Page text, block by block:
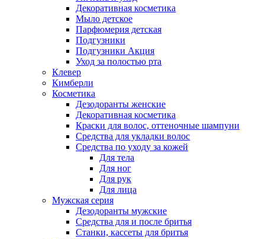
Декоративная косметика
Мыло детское
Парфюмерия детская
Подгузники
Подгузники Акция
Уход за полостью рта
Клевер
Кимберли
Косметика
Дезодоранты женские
Декоративная косметика
Краски для волос, оттеночные шампуни
Средства для укладки волос
Средства по уходу за кожей
Для тела
Для ног
Для рук
Для лица
Мужская серия
Дезодоранты мужские
Средства для и после бритья
Станки, кассеты для бритья